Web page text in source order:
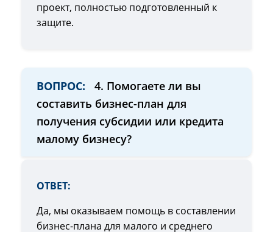
проект, полностью подготовленный к
защите.
ВОПРОС:
4. Помогаете ли вы
составить бизнес-план для
получения субсидии или кредита
малому бизнесу?
ОТВЕТ:
Да, мы оказываем помощь в составлении
бизнес-плана для малого и среднего